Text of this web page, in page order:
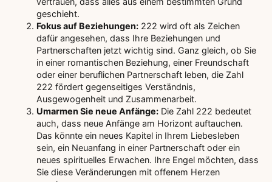
geschieht.
Fokus auf Beziehungen: 222 wird oft als Zeichen
dafür angesehen, dass Ihre Beziehungen und
Partnerschaften jetzt wichtig sind. Ganz gleich, ob Sie
in einer romantischen Beziehung, einer Freundschaft
oder einer beruflichen Partnerschaft leben, die Zahl
222 fördert gegenseitiges Verständnis,
Ausgewogenheit und Zusammenarbeit.
Umarmen Sie neue Anfänge: Die Zahl 222 bedeutet
auch, dass neue Anfänge am Horizont auftauchen.
Das könnte ein neues Kapitel in Ihrem Liebesleben
sein, ein Neuanfang in einer Partnerschaft oder ein
neues spirituelles Erwachen. Ihre Engel möchten, dass
Sie diese Veränderungen mit offenem Herzen